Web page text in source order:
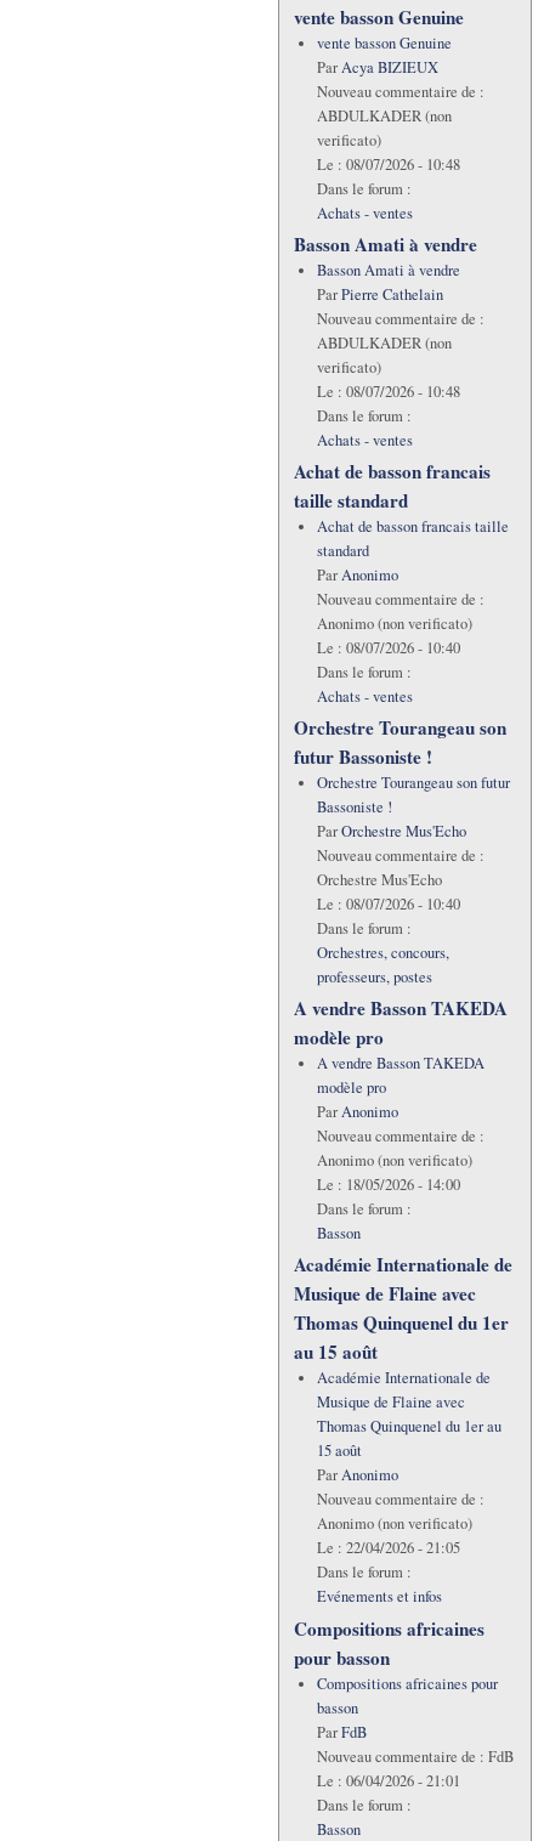
vente basson Genuine
vente basson Genuine
ParAcya BIZIEUX
Nouveau commentaire de :
ABDULKADER (non
verificato)
Le : 08/07/2026 - 10:48
Dans le forum :
Achats - ventes
Basson Amati à vendre
Basson Amati à vendre
ParPierre Cathelain
Nouveau commentaire de :
ABDULKADER (non
verificato)
Le : 08/07/2026 - 10:48
Dans le forum :
Achats - ventes
Achat de basson francais
taille standard
Achat de basson francais taille
standard
ParAnonimo
Nouveau commentaire de :
Anonimo (non verificato)
Le : 08/07/2026 - 10:40
Dans le forum :
Achats - ventes
Orchestre Tourangeau son
futur Bassoniste !
Orchestre Tourangeau son futur
Bassoniste !
ParOrchestre Mus'Echo
Nouveau commentaire de :
Orchestre Mus'Echo
Le : 08/07/2026 - 10:40
Dans le forum :
Orchestres, concours,
professeurs, postes
A vendre Basson TAKEDA
modèle pro
A vendre Basson TAKEDA
modèle pro
ParAnonimo
Nouveau commentaire de :
Anonimo (non verificato)
Le : 18/05/2026 - 14:00
Dans le forum :
Basson
Académie Internationale de
Musique de Flaine avec
Thomas Quinquenel du 1er
au 15 août
Académie Internationale de
Musique de Flaine avec
Thomas Quinquenel du 1er au
15 août
ParAnonimo
Nouveau commentaire de :
Anonimo (non verificato)
Le : 22/04/2026 - 21:05
Dans le forum :
Evénements et infos
Compositions africaines
pour basson
Compositions africaines pour
basson
ParFdB
Nouveau commentaire de : FdB
Le : 06/04/2026 - 21:01
Dans le forum :
Basson